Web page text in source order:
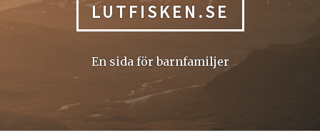
LUTFISKEN.SE
En sida för barnfamiljer